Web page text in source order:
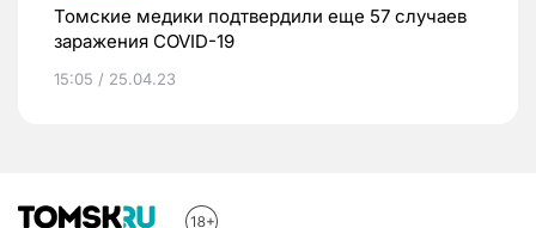
Томские медики подтвердили еще 57 случаев
заражения COVID-19
15:05 / 25.04.23